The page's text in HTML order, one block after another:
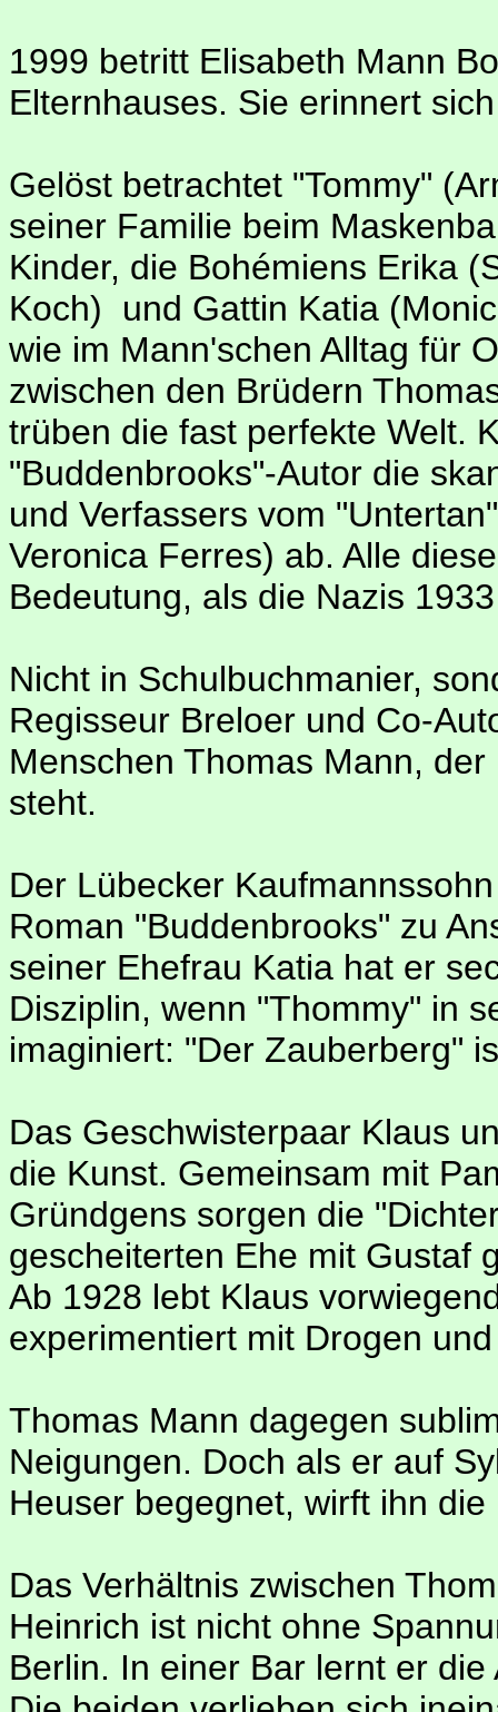
1999 betritt Elisabeth Mann
Elternhauses. Sie erinnert
Gelöst betrachtet "Tommy"
seiner Familie beim
Kinder, die Bohémiens Erika
Koch) ­ und Gattin Katia
wie im Mann'schen Alltag für
zwischen den Brüdern
trüben die fast perfekte Welt.
"Buddenbrooks"-Autor die
und Verfassers vom
Veronica Ferres) ab. Alle
Bedeutung, als die Nazis
Nicht in Schulbuchmanier,
Regisseur Breloer und Co-
Menschen Thomas Mann,
steht.
Der Lübecker
Roman "Buddenbrooks" zu
seiner Ehefrau Katia hat er
Disziplin, wenn "Thommy" in
imaginiert: "Der Zauberberg"
Das Geschwisterpaar Klaus
die Kunst. Gemeinsam mit
Gründgens sorgen die
gescheiterten Ehe mit Gustaf
Ab 1928 lebt Klaus
experimentiert mit Drogen
Thomas Mann dagegen
Neigungen. Doch als er auf
Heuser begegnet, wirft ihn
Das Verhältnis zwischen
Heinrich ist nicht ohne
Berlin. In einer Bar lernt er